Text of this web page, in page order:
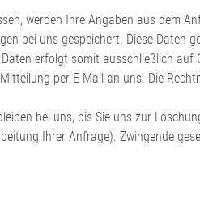
werden Ihre Angaben aus dem
bei uns gespeichert. Diese Daten
erfolgt somit ausschließlich
per E-Mail an uns. Die
bei uns, bis Sie uns zur
Ihrer Anfrage). Zwingende